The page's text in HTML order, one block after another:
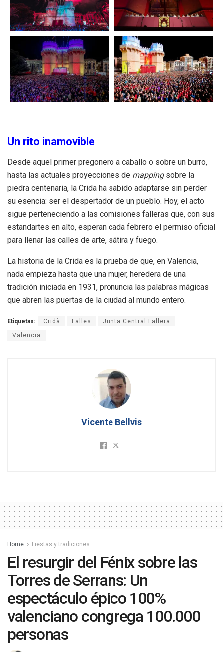
Un rito inamovible
Desde aquel primer pregonero a caballo o sobre un burro,
hasta las actuales proyecciones de mappingsobre la
piedra centenaria, la Crida ha sabido adaptarse sin perder
su esencia: ser el despertador de un pueblo. Hoy, el acto
sigue perteneciendo a las comisiones falleras que, con sus
estandartes en alto, esperan cada febrero el permiso oficial
para llenar las calles de arte, sátira y fuego.
La historia de la Crida es la prueba de que, en Valencia,
nada empieza hasta que una mujer, heredera de una
tradición iniciada en 1931, pronuncia las palabras mágicas
que abren las puertas de la ciudad al mundo entero.
Etiquetas: Cridà Falles Junta Central Fallera
Valencia
Vicente Bellvis
Home Fiestas y tradiciones
El resurgir del Fénix sobre las
Torres de Serrans: Un
espectáculo épico 100%
valenciano congrega 100.000
personas